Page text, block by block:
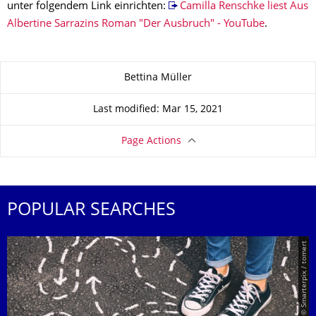
unter folgendem Link einrichten:
Camilla Renschke liest Aus
Albertine Sarrazins Roman "Der Ausbruch" - YouTube.
Bettina Müller
Last modified: Mar 15, 2021
Page Actions
POPULAR SEARCHES
© Smarterpix / tomert